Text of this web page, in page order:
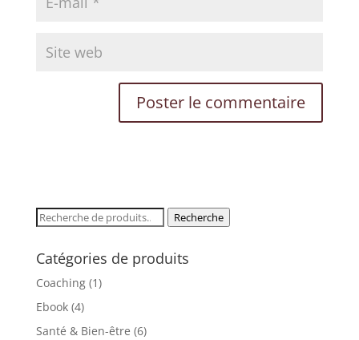
Recherche
Recherche
Catégories de produits
Coaching (1)
Ebook (4)
Santé & Bien-être (6)
Non merci, je préfère rester dans l'ombre